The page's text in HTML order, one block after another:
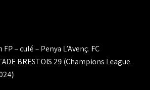
– culé – Penya L’Avenç. FC
BRESTOIS 29 (Champions League.